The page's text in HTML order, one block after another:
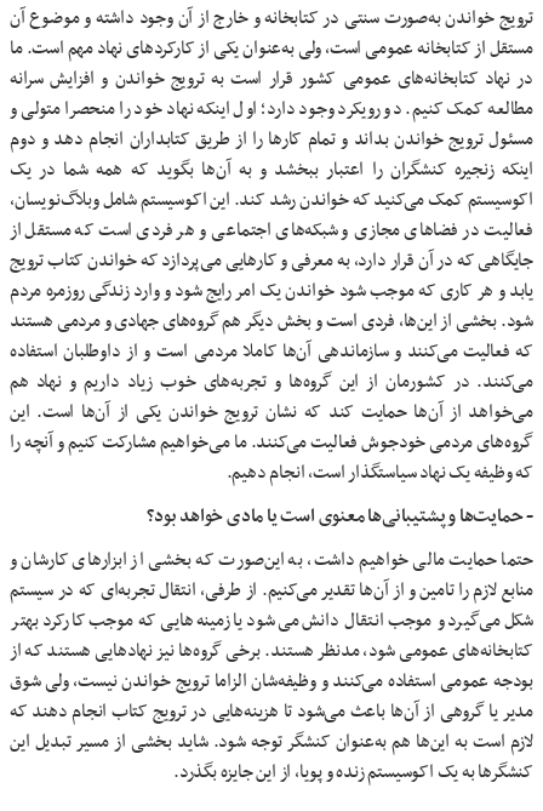
ترویج خواندن به‌صورت سنتی در کتابخانه و خارج از آن وجود داشته و موضوع آن
مستقل از کتابخانه عمومی است، ولی به‌عنوان یکی از کارکردهای نهاد مهم است. ما
در نهاد کتابخانه‌های عمومی کشور قرار است به ترویج خواندن و افزایش سرانه
مطالعه کمک کنیم. دو رویکرد وجود دارد؛ اول اینکه نهاد خود را منحصرا متولی و
مسئول ترویج خواندن بداند و تمام کارها را از طریق کتابداران انجام دهد و دوم
اینکه زنجیره کنشگران را اعتبار ببخشد و به آن‌ها بگوید که همه شما در یک
اکوسیستم کمک می‌کنید که خواندن رشد کند. این اکوسیستم شامل وبلاگ‌نویسان،
فعالیت در فضاهای مجازی و شبکه‌های اجتماعی و هر فردی است که مستقل از
جایگاهی که در آن قرار دارد، به معرفی و کارهایی می‌پردازد که خواندن کتاب ترویج
یابد و هر کاری که موجب شود خواندن یک امر رایج شود و وارد زندگی روزمره مردم
شود. بخشی از این‌ها، فردی است و بخش دیگر هم گروه‌های جهادی و مردمی هستند
که فعالیت می‌کنند و سازماندهی آن‌ها کاملا مردمی است و از داوطلبان استفاده
می‌کنند. در کشورمان از این گروه‌ها و تجربه‌های خوب زیاد داریم و نهاد هم
می‌خواهد از آن‌ها حمایت کند که نشان ترویج خواندن یکی از آن‌ها است. این
گروه‌های مردمی خودجوش فعالیت می‌کنند. ما می‌خواهیم مشارکت کنیم و آنچه را
که وظیفه یک نهاد سیاستگذار است، انجام دهیم.
- حمایت‌ها و پشتیبانی‌ها معنوی است یا مادی خواهد بود؟
حتما حمایت مالی خواهیم داشت، به این‌صورت که بخشی از ابزارهای کارشان و
منابع لازم را تامین و از آن‌ها تقدیر می‌کنیم. از طرفی، انتقال تجربه‌ای که در سیستم
شکل می‌گیرد و موجب انتقال دانش می‌شود یا زمینه‌هایی که موجب کارکرد بهتر
کتابخانه‌های عمومی شود، مدنظر هستند. برخی گروه‌ها نیز نهادهایی هستند که از
بودجه عمومی استفاده می‌کنند و وظیفه‌شان الزاما ترویج خواندن نیست، ولی شوق
مدیر یا گروهی از آن‌ها باعث می‌شود تا هزینه‌هایی در ترویج کتاب انجام دهند که
لازم است به این‌ها هم به‌عنوان کنشگر توجه شود. شاید بخشی از مسیر تبدیل این
کنشگرها به یک اکوسیستم زنده و پویا، از این جایزه بگذرد.